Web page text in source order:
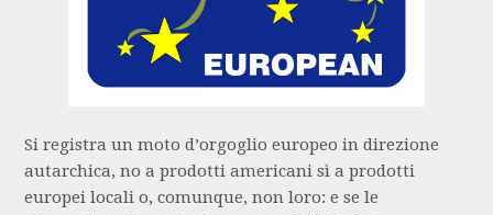
Si registra un moto d’orgoglio europeo in direzione
autarchica, no a prodotti americani sì a prodotti
europei locali o, comunque, non loro: e se le